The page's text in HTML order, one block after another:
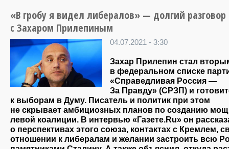
«В гробу я видел либералов» — долгий разговор
с Захаром Прилепиным
04.07.2021 - 3:30
Захар Прилепин стал
в федеральном списке
«Справедливая Россия —
За Правду» (СРЗП) и
к выборам в Думу. Писатель и политик при этом
не скрывает амбициозных планов по созданию
левой коалиции. В интервью «Газете.Ru» он
о перспективах этого союза, контактах с Кремлем,
отношении к либералам и желании застроить всю